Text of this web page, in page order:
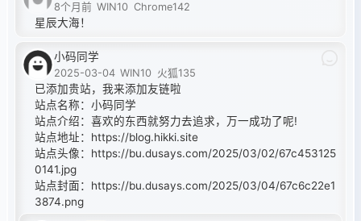
8个月前 WIN10 Chrome142
星辰大海！
小码同学
2025-03-04 WIN10 火狐135
已添加贵站，我来添加友链啦
站点名称：小码同学
站点介绍：喜欢的东西就努力去追求，万一成功了呢!
站点地址： https://blog.hikki.site
站点头像： https://bu.dusays.com/2025/03/02/67c453125
0141.jpg
站点封面： https://bu.dusays.com/2025/03/04/67c6c22e1
3874.png